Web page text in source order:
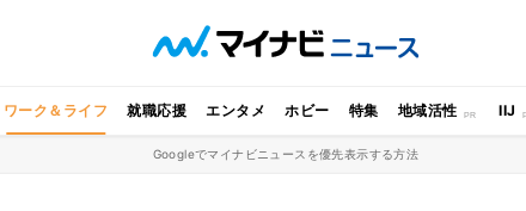
ワーク＆ライフ 就職応援 エンタメ ホビー 特集 地域活性 IIJ
Googleでマイナビニュースを優先表示する方法